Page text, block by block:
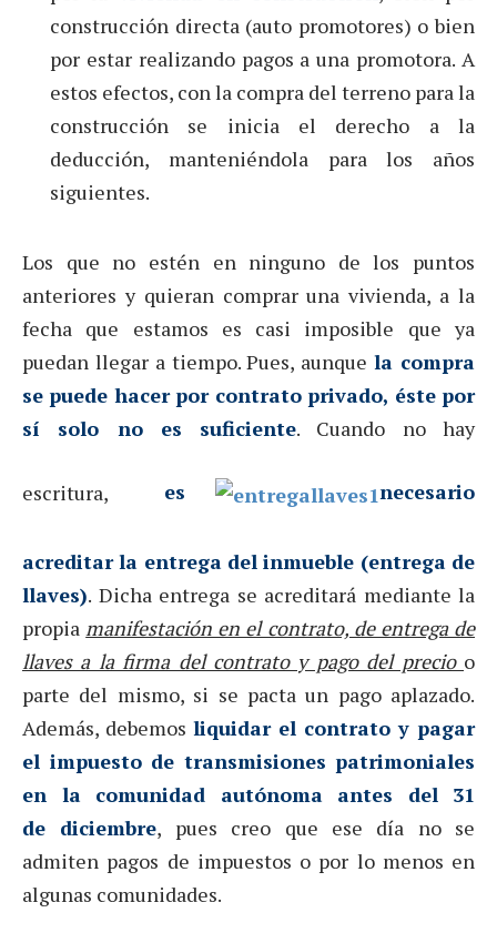
construcción directa (auto promotores) o bien
por estar realizando pagos a una promotora. A
estos efectos, con la compra del terreno para la
construcción se inicia el derecho a la
deducción, manteniéndola para los años
siguientes.
Los que no estén en ninguno de los puntos
anteriores y quieran comprar una vivienda, a la
fecha que estamos es casi imposible que ya
puedan llegar a tiempo. Pues, aunquela compra
se puede hacer por contrato privado, éste por
sí solo no es suficiente. Cuando no hay
escritura, es necesario
acreditar la entrega del inmueble (entrega de
llaves). Dicha entrega se acreditará mediante la
propia manifestación en el contrato, de entrega de
llaves a la firma del contrato y pago del precio o
parte del mismo, si se pacta un pago aplazado.
Además, debemos liquidar el contrato y pagar
el impuesto de transmisiones patrimoniales
en la comunidad autónoma antes del 31
de diciembre, pues creo que ese día no se
admiten pagos de impuestos o por lo menos en
algunas comunidades.